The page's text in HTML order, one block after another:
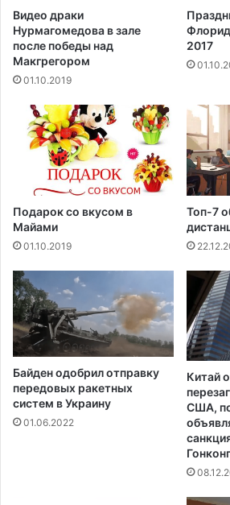
п
о
в
Видео драки
Нурмагомедова в зале
после победы над
Макгрегором‍
01.10.2019
2017
Подарок со вкусом в
Майами
01.10.2019
Топ-7
Байден одобрил отправку
передовых ракетных
систем в Украину
01.06.2022
Китай
США,